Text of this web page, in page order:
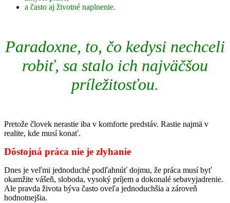
a často aj životné naplnenie.
Paradoxne, to, čo kedysi nechceli
robiť, sa stalo ich najväčšou
príležitosťou.
Pretože človek nerastie iba v komforte predstáv. Rastie najmä v
realite, kde musí konať.
Dôstojná práca nie je zlyhanie
Dnes je veľmi jednoduché podľahnúť dojmu, že práca musí byť
okamžite vášeň, sloboda, vysoký príjem a dokonalé sebavyjadrenie.
Ale pravda života býva často oveľa jednoduchšia a zároveň
hodnotnejšia.